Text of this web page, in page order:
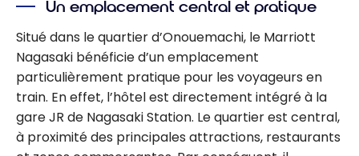
Un emplacement central et pratique
Situé dans le quartier d’Onouemachi, le Marriott
Nagasaki bénéficie d’un emplacement
particulièrement pratique pour les voyageurs en
train. En effet, l’hôtel est directement intégré à la
gare JR de Nagasaki Station. Le quartier est central,
à proximité des principales attractions, restaurants